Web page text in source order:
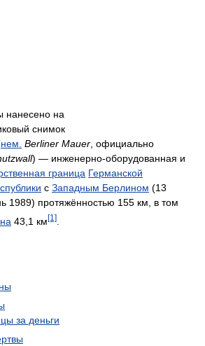
нанесено на
снимок
нем. Berliner Mauer , официально
) — инженерно-оборудованная и
граница Германской
с Западным Берлином (13
1989) протяжённостью 155 км, в том
43,1 км[1]
за деньги